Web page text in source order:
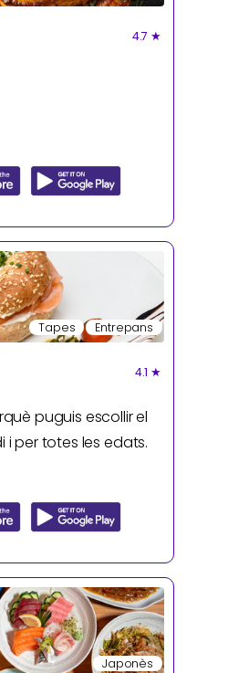
4.7 ★
Tapes Entrepans
4.1 ★
puguis escollir el
per totes les edats.
Japonès